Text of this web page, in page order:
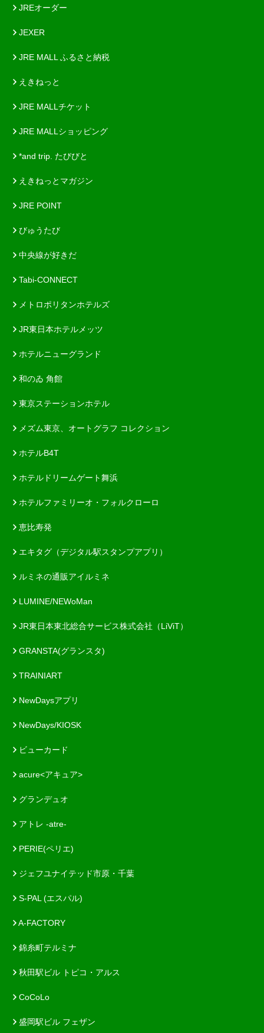
JREオーダー
JEXER
JRE MALL ふるさと納税
えきねっと
JRE MALLチケット
JRE MALLショッピング
*and trip. たびびと
えきねっとマガジン
JRE POINT
びゅうたび
中央線が好きだ
Tabi-CONNECT
メトロポリタンホテルズ
JR東日本ホテルメッツ
ホテルニューグランド
和のゐ 角館
東京ステーションホテル
メズム東京、オートグラフ コレクション
ホテルB4T
ホテルドリームゲート舞浜
ホテルファミリーオ・フォルクローロ
恵比寿発
エキタグ（デジタル駅スタンプアプリ）
ルミネの通販アイルミネ
LUMINE/NEWoMan
JR東日本東北総合サービス株式会社（LiViT）
GRANSTA(グランスタ)
TRAINIART
NewDaysアプリ
NewDays/KIOSK
ビューカード
acure<アキュア>
グランデュオ
アトレ -atre-
PERIE(ペリエ)
ジェフユナイテッド市原・千葉
S-PAL (エスパル)
A-FACTORY
錦糸町テルミナ
秋田駅ビル トピコ・アルス
CoCoLo
盛岡駅ビル フェザン